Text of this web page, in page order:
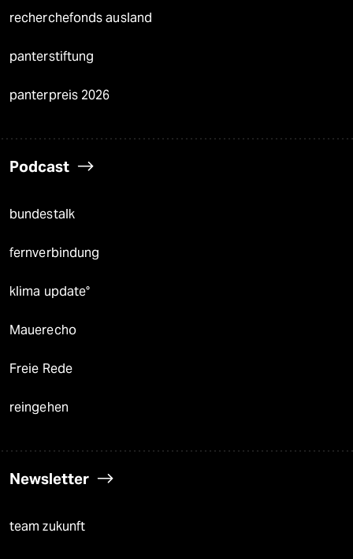
recherchefonds ausland
panterstiftung
panterpreis 2026
Podcast
bundestalk
fernverbindung
klima update°
Mauerecho
Freie Rede
reingehen
Newsletter
team zukunft